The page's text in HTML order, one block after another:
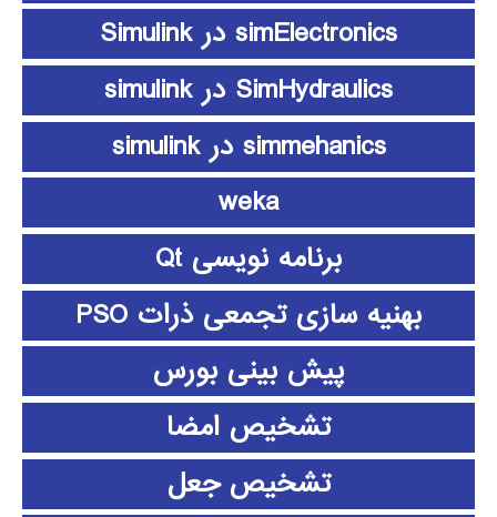
simElectronics در Simulink
SimHydraulics در simulink
simmehanics در simulink
weka
برنامه نویسی Qt
بهنیه سازی تجمعی ذرات PSO
پیش بینی بورس
تشخیص امضا
تشخیص جعل